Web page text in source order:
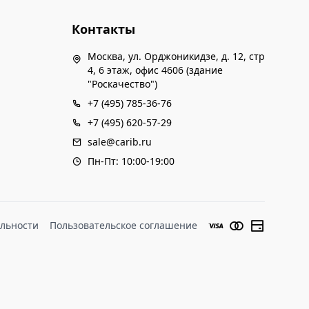
Контакты
Москва, ул. Орджоникидзе, д. 12, стр
4, 6 этаж, офис 4606 (здание
"Роскачество")
+7 (495) 785-36-76
+7 (495) 620-57-29
sale@carib.ru
Пн-Пт: 10:00-19:00
Пользовательское соглашение